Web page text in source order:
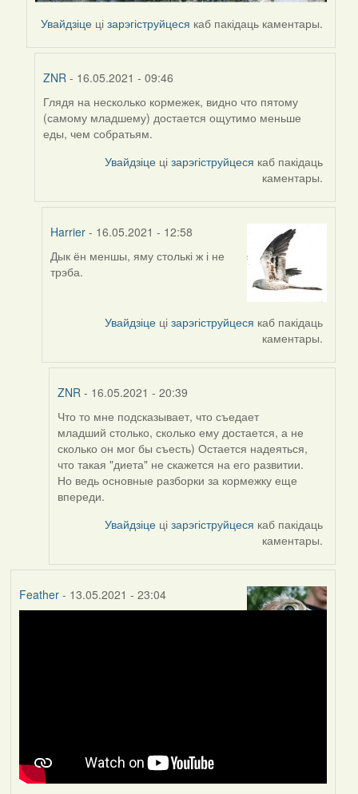
Увайдзіце цізарэгіструйцеся каб пакідаць каментары.
ZNR - 16.05.2021 - 09:46
In
reply
to
Глядя на несколько кормежек, видно что пятому
(самому младшему) достается ощутимо меньше
еды, чем собратьям.
Увайдзіце цізарэгіструйцеся каб пакідаць
каментары.
Harrier - 16.05.2021 - 12:58
In
reply
Дык ён меншы, яму столькі ж і не
трэба.
Увайдзіце цізарэгіструйцеся каб пакідаць
каментары.
ZNR - 16.05.2021 - 20:39
In
reply
to
by
Harrier
Что то мне подсказывает, что съедает
младший столько, сколько ему достается, а не
сколько он мог бы съесть) Остается надеяться,
что такая "диета" не скажется на его развитии.
Но ведь основные разборки за кормежку еще
впереди.
Увайдзіце цізарэгіструйцеся каб пакідаць
каментары.
Feather- 13.05.2021 - 23:04